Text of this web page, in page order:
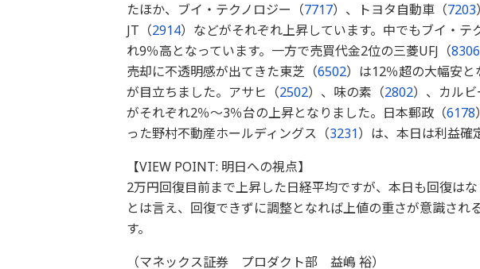
たほか、ブイ・テクノロジー（7717）、トヨタ自動車（7203
JT（2914）などがそれぞれ上昇しています。中でもブイ・テ
れ9％高となっています。一方で売買代金2位の三菱UFJ（8306
売却に不透明感が出てきた東芝（6502）は12％超の大幅安
が目立ちました。アサヒ（2502）、味の素（2802）、カルビ
がそれぞれ2％～3％台の上昇となりました。日本郵政（6178
った野村不動産ホールディングス（3231）は、本日は利益確
【VIEW POINT: 明日への視点】
2万円回復目前まで上昇した日経平均ですが、本日も回復は
とは言え、回復できずに調整となれば上値の重さが意識され
す。
（マネックス証券 プロダクト部 益嶋 裕）